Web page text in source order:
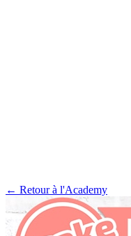
← Retour à l'Academy